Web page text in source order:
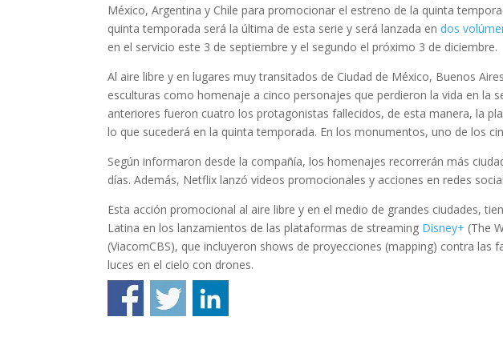
México, Argentina y Chile para promocionar el estreno de la quinta
quinta temporada será la última de esta serie y será lanzada endos
en el servicio este 3 de septiembre y el segundo el próximo 3 de diciembre.
Al aire libre y en lugares muy transitados de Ciudad de México, Buenos
esculturas como homenaje a cinco personajes que perdieron la vida en la
anteriores fueron cuatro los protagonistas fallecidos, de esta manera, la
lo que sucederá en la quinta temporada. En los monumentos, uno de los
Según informaron desde la compañía, los homenajes recorrerán más
días. Además, Netflix lanzó videos promocionales y acciones en redes
Esta acción promocional al aire libre y en el medio de grandes ciudades,
Latina en los lanzamientos de las plataformas de streaming Disney+ (The
(ViacomCBS), que incluyeron shows de proyecciones (mapping) contra las
luces en el cielo con drones.